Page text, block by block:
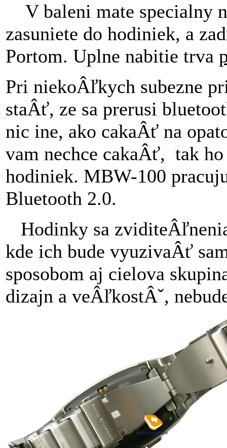
V baleni mate specialny
zasuniete do hodiniek, a
Portom. Uplne nabitie trva
Pri niekoÂľkych subezne
staÂť, ze sa prerusi
nic ine, ako cakaÂť na
vam nechce cakaÂť, tak
hodiniek. MBW-100
Bluetooth 2.0.
Hodinky sa
kde ich bude vyuzivaÂť
sposobom aj cielova
dizajn a veÂľkostÂˇ,